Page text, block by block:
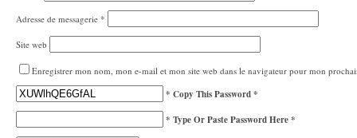
Adresse de messagerie *
Site web
Enregistrer mon nom, mon e-mail et mon site web dans le navigateur pour mon
* Copy This Password *
* Type Or Paste Password Here *